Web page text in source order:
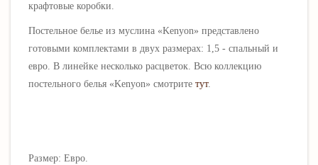
крафтовые коробки.
Постельное белье из муслина «Kenyon» представлено
готовыми комплектами в двух размерах: 1,5 - спальный и
евро. В линейке несколько расцветок. Всю коллекцию
постельного белья «Kenyon» смотрите тут.
Размер: Евро.